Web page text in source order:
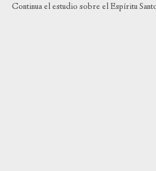
Continua el estudio sobre el Espíritu